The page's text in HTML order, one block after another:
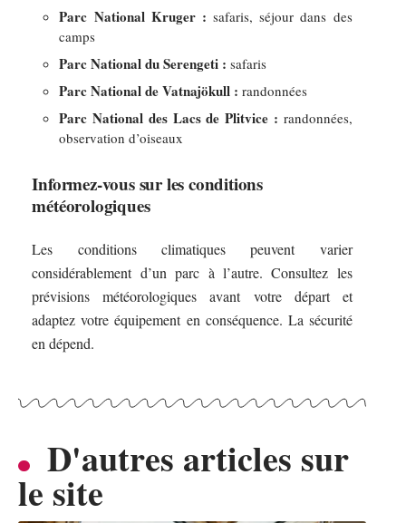
Parc National Kruger : safaris, séjour dans des
camps
Parc National du Serengeti : safaris
Parc National de Vatnajökull : randonnées
Parc National des Lacs de Plitvice : randonnées,
observation d’oiseaux
Informez-vous sur les conditions
météorologiques
Les conditions climatiques peuvent varier
considérablement d’un parc à l’autre. Consultez les
prévisions météorologiques avant votre départ et
adaptez votre équipement en conséquence. La sécurité
en dépend.
D'autres articles sur
le site